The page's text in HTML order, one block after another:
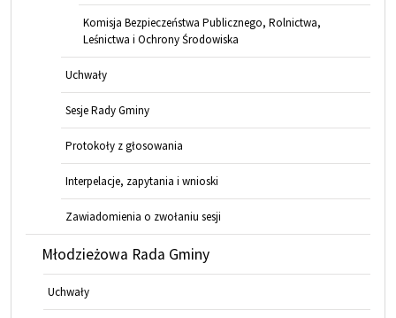
Komisja Bezpieczeństwa Publicznego, Rolnictwa,
Leśnictwa i Ochrony Środowiska
Uchwały
Sesje Rady Gminy
Protokoły z głosowania
Interpelacje, zapytania i wnioski
Zawiadomienia o zwołaniu sesji
Młodzieżowa Rada Gminy
Uchwały